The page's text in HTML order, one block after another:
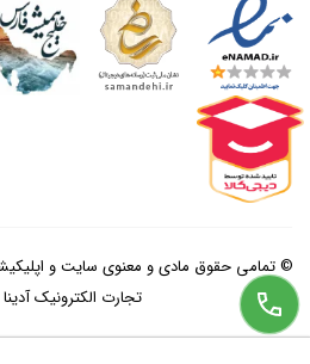
© تمامی حقوق مادی و معنوی سایت و
تجارت الکترونیک